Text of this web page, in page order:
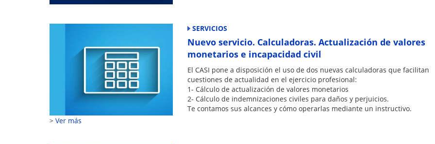
SERVICIOS
Nuevo servicio. Calculadoras. Actualización de valores
monetarios e incapacidad civil
El CASI pone a disposición el uso de dos nuevas calculadoras que facilitan
cuestiones de actualidad en el ejercicio profesional:
1- Cálculo de actualización de valores monetarios
2- Cálculo de indemnizaciones civiles para daños y perjuicios.
Te contamos sus alcances y cómo operarlas mediante un instructivo.
Ver más